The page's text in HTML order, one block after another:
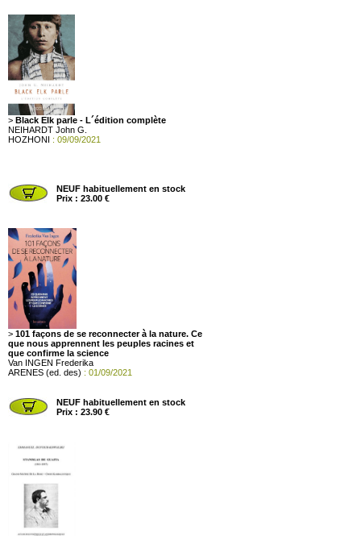
> Black Elk parle - L´édition complète
NEIHARDT John G.
HOZHONI : 09/09/2021
NEUF habituellement en stock
Prix : 23.00 €
> 101 façons de se reconnecter à la nature. Ce
que nous apprennent les peuples racines et
que confirme la science
Van INGEN Frederika
ARENES (ed. des) : 01/09/2021
NEUF habituellement en stock
Prix : 23.90 €